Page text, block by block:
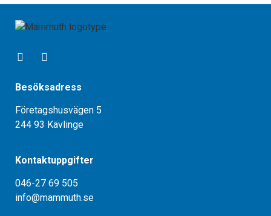
Besöksadress
Företagshusvägen 5
244 93 Kävlinge
Kontaktuppgifter
046-27 69 505
info@mammuth.se